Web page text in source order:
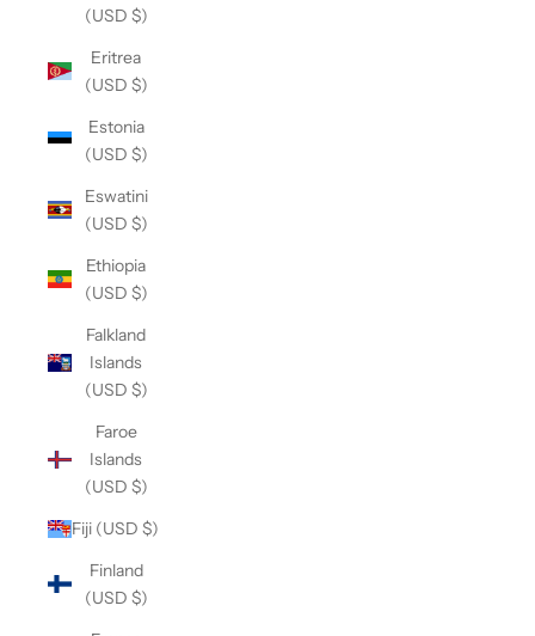
(USD $)
Eritrea
(USD $)
Estonia
(USD $)
Eswatini
(USD $)
Ethiopia
(USD $)
Falkland
Islands
(USD $)
Faroe
Islands
(USD $)
Fiji (USD $)
Finland
(USD $)